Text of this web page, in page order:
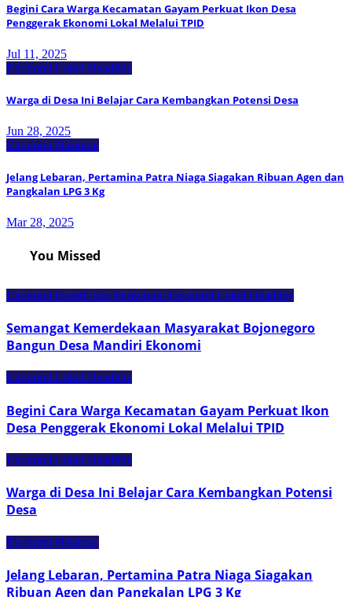
Begini Cara Warga Kecamatan Gayam Perkuat Ikon Desa
Penggerak Ekonomi Lokal Melalui TPID
Jul 11, 2025
Ekonomi Lokal Headline
Warga di Desa Ini Belajar Cara Kembangkan Potensi Desa
Jun 28, 2025
Ekonomi Nasional
Jelang Lebaran, Pertamina Patra Niaga Siagakan Ribuan Agen dan
Pangkalan LPG 3 Kg
Mar 28, 2025
You Missed
Ekonomi Kreatif dan Pariwisata Ekonomi Lokal Headline
Semangat Kemerdekaan Masyarakat Bojonegoro
Bangun Desa Mandiri Ekonomi
Ekonomi Lokal Headline
Begini Cara Warga Kecamatan Gayam Perkuat Ikon
Desa Penggerak Ekonomi Lokal Melalui TPID
Ekonomi Lokal Headline
Warga di Desa Ini Belajar Cara Kembangkan Potensi
Desa
Ekonomi Nasional
Jelang Lebaran, Pertamina Patra Niaga Siagakan
Ribuan Agen dan Pangkalan LPG 3 Kg